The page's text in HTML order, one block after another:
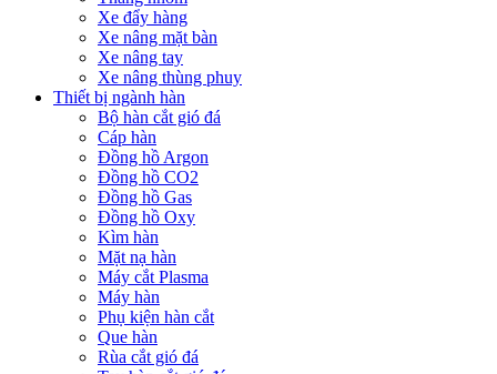
Xe đẩy hàng
Xe nâng mặt bàn
Xe nâng tay
Xe nâng thùng phuy
Thiết bị ngành hàn
Bộ hàn cắt gió đá
Cáp hàn
Đồng hồ Argon
Đồng hồ CO2
Đồng hồ Gas
Đồng hồ Oxy
Kìm hàn
Mặt nạ hàn
Máy cắt Plasma
Máy hàn
Phụ kiện hàn cắt
Que hàn
Rùa cắt gió đá